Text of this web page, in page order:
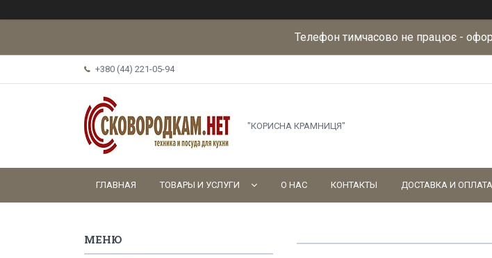
Телефон тимчасово не працює -
+380 (44) 221-05-94
"КОРИСНА КРАМНИЦЯ"
ГЛАВНАЯ ТОВАРЫ И УСЛУГИ О НАС КОНТАКТЫ ДОСТАВКА И ОПЛАТА